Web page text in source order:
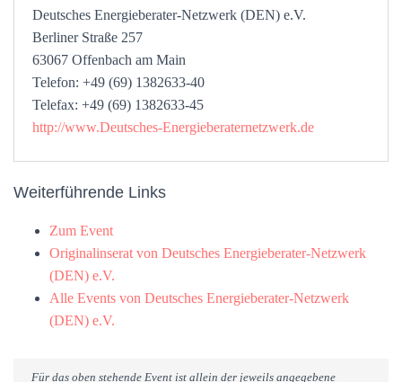
Deutsches Energieberater-Netzwerk (DEN) e.V.
Berliner Straße 257
63067 Offenbach am Main
Telefon: +49 (69) 1382633-40
Telefax: +49 (69) 1382633-45
http://www.Deutsches-Energieberaternetzwerk.de
Weiterführende Links
Zum Event
Originalinserat von Deutsches Energieberater-Netzwerk
(DEN) e.V.
Alle Events von Deutsches Energieberater-Netzwerk
(DEN) e.V.
Für das oben stehende Event ist allein der jeweils angegebene